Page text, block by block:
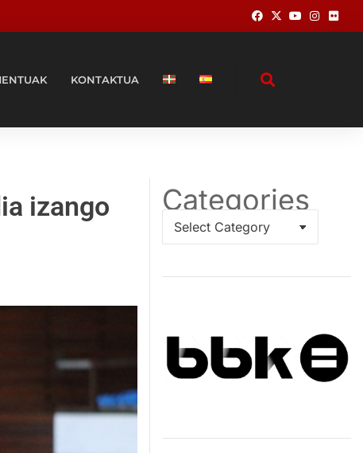
KONTAKTUA
izango
Categories